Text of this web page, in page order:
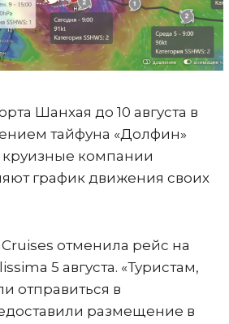
Шанхая до 10 августа в
тайфуна «Долфин»
компании
график движения своих
Cruises отменила рейс на
5 августа. «Туристам,
отправиться в
размещение в